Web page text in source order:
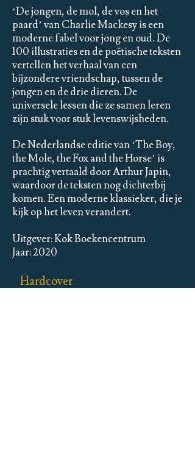
‘De jongen, de mol, de vos en het
paard’ van Charlie Mackesy is een
moderne fabel voor jong en oud. De
100 illustraties en de poëtische teksten
vertellen het verhaal van een
bijzondere vriendschap, tussen de
jongen en de drie dieren. De
universele lessen die ze samen leren
zijn stuk voor stuk levenswijsheden.
De Nederlandse editie van ‘The Boy,
the Mole, the Fox and the Horse’ is
prachtig vertaald door Arthur Japin,
waardoor de teksten nog dichterbij
komen. Een moderne klassieker, die je
kijk op het leven verandert.
Uitgever: Kok Boekencentrum
Jaar: 2020
Hardcover